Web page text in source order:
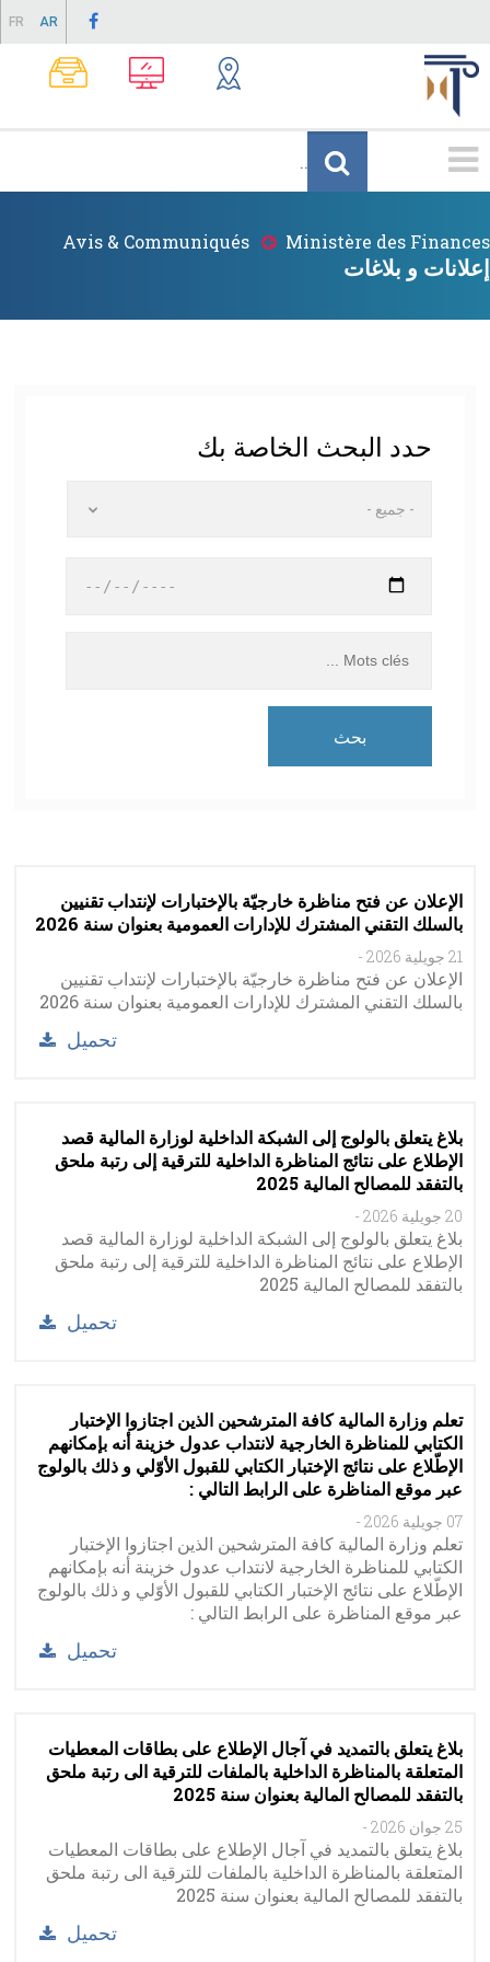
content
FR AR
Principale
Breadcrumb
Ministère des Finances
Avis & Communiqués
إعلانات و بلاغات
حدد البحث الخاصة بك
- جميع -
الإعلان عن فتح مناظرة خارجيّة بالإختبارات لإنتداب تقنيين
بالسلك التقني المشترك للإدارات العمومية بعنوان سنة 2026
21 جويلية 2026 -
الإعلان عن فتح مناظرة خارجيّة بالإختبارات لإنتداب تقنيين
بالسلك التقني المشترك للإدارات العمومية بعنوان سنة 2026
تحميل
بلاغ يتعلق بالولوج إلى الشبكة الداخلية لوزارة المالية قصد
الإطلاع على نتائج المناظرة الداخلية للترقية إلى رتبة ملحق
بالتفقد للمصالح المالية 2025
20 جويلية 2026 -
بلاغ يتعلق بالولوج إلى الشبكة الداخلية لوزارة المالية قصد
الإطلاع على نتائج المناظرة الداخلية للترقية إلى رتبة ملحق
بالتفقد للمصالح المالية 2025
تحميل
تعلم وزارة المالية كافة المترشحين الذين اجتازوا الإختبار
الكتابي للمناظرة الخارجية لانتداب عدول خزينة أنه بإمكانهم
الإطّلاع على نتائج الإختبار الكتابي للقبول الأوّلي و ذلك بالولوج
عبر موقع المناظرة على الرابط التالي :
07 جويلية 2026 -
تعلم وزارة المالية كافة المترشحين الذين اجتازوا الإختبار
الكتابي للمناظرة الخارجية لانتداب عدول خزينة أنه بإمكانهم
الإطّلاع على نتائج الإختبار الكتابي للقبول الأوّلي و ذلك بالولوج
عبر موقع المناظرة على الرابط التالي :
تحميل
بلاغ يتعلق بالتمديد في آجال الإطلاع على بطاقات المعطيات
المتعلقة بالمناظرة الداخلية بالملفات للترقية الى رتبة ملحق
بالتفقد للمصالح المالية بعنوان سنة 2025
25 جوان 2026 -
بلاغ يتعلق بالتمديد في آجال الإطلاع على بطاقات المعطيات
المتعلقة بالمناظرة الداخلية بالملفات للترقية الى رتبة ملحق
بالتفقد للمصالح المالية بعنوان سنة 2025
تحميل